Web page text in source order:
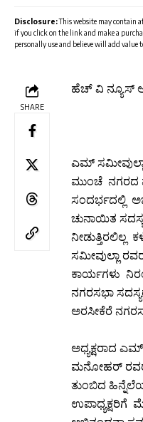
Disclosure:This website may contain
if you click on the link and make a
personally use and believe will add value
SHARE
ಹೆಚ್ ವಿ ನ್ಯೂಸ್
ಎಮ್
ಮುಂಚೆ ನಗರದ
ಸಂದರ್ಭದಲ್ಲಿ
ಚುನಾಯಿತ
ಸಮೀವುಲ್ಲಾ
ಕಾರ್ಯಗಳು
ನಗರಸಭಾ
ಅರಸೀಕೆರೆ
ಅಧ್ಯಕ್ಷರಾದ ಎಮ್
ಮನೋಹರ್
ತುಂಬಿದ
ಉಪಾಧ್ಯಕ್ಷರಿಗೆ